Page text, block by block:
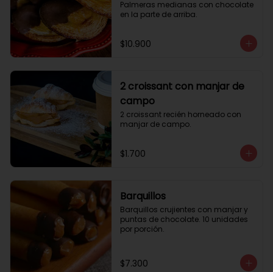
Palmeras medianas con chocolate
en la parte de arriba.
$10.900
2 croissant con manjar de
campo
2 croissant recién horneado con
manjar de campo.
$1.700
Barquillos
Barquillos crujientes con manjar y
puntas de chocolate. 10 unidades
por porción.
$7.300